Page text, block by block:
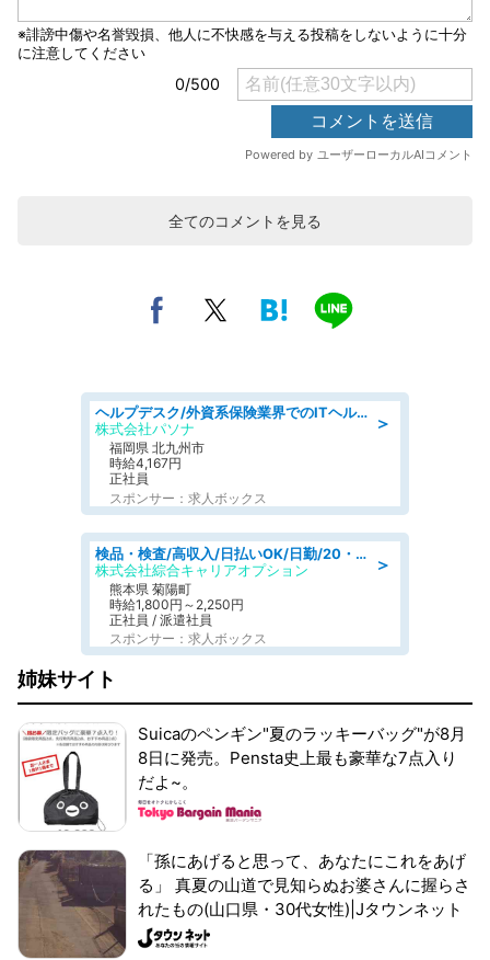
全てのコメントを見る
＞
ヘルプデスク/外資系保険業界でのITヘルプデスク業務/駅近/即日勤務可/ヘルプデスク
株式会社パソナ
福岡県 北九州市
時給4,167円
正社員
スポンサー：求人ボックス
＞
検品・検査/高収入/日払いOK/日勤/20・30・40代活躍中/製造 工場
株式会社綜合キャリアオプション
熊本県 菊陽町
時給1,800円～2,250円
正社員 / 派遣社員
スポンサー：求人ボックス
姉妹サイト
Suicaのペンギン"夏のラッキーバッグ"が8月
8日に発売。Pensta史上最も豪華な7点入り
だよ~。
「孫にあげると思って、あなたにこれをあげ
る」 真夏の山道で見知らぬお婆さんに握らさ
れたもの(山口県・30代女性)|Jタウンネット